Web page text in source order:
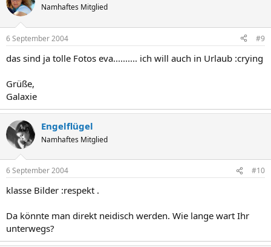
Namhaftes Mitglied
6 September 2004 #9
das sind ja tolle Fotos eva.......... ich will auch in Urlaub :crying
Grüße,
Galaxie
Engelflügel
Namhaftes Mitglied
6 September 2004 #10
klasse Bilder :respekt .
Da könnte man direkt neidisch werden. Wie lange wart Ihr
unterwegs?